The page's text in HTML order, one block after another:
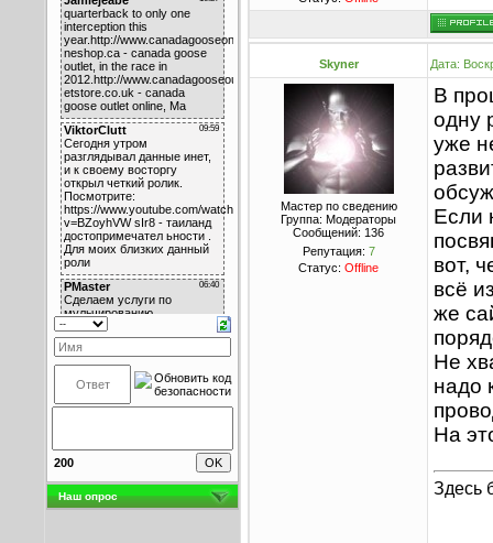
200
Наш опрос
Skyner Дата:
Мастер по сведению
Группа: Модераторы
Сообщений: 136
Репутация: 7
Статус: Offline
В
одну
уже
Если
вот,
всё
же
Не
надо
На
Здесь